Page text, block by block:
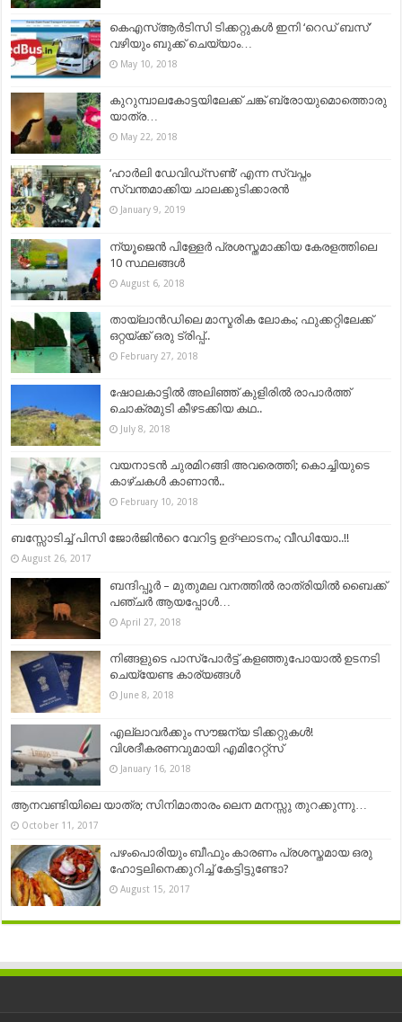
കെഎസ്ആർടിസി ടിക്കറ്റുകൾ ഇനി ‘റെഡ് ബസ്’
വഴിയും ബുക്ക് ചെയ്യാം…
May 10, 2018
കുറുമ്പാലകോട്ടയിലേക്ക് ചങ്ക് ബ്രോയുമൊത്തൊരു
യാത്ര…
May 22, 2018
‘ഹാർലി ഡേവിഡ്‌സൺ’ എന്ന സ്വപ്നം
സ്വന്തമാക്കിയ ചാലക്കുടിക്കാരൻ
January 9, 2019
ന്യൂജെന്‍ പിള്ളേര്‍ പ്രശസ്തമാക്കിയ കേരളത്തിലെ
10 സ്ഥലങ്ങള്‍
August 6, 2018
തായ്ലാന്‍ഡിലെ മാസ്മരിക ലോകം; ഫുക്കറ്റിലേക്ക്
ഒറ്റയ്ക്ക് ഒരു ട്രിപ്പ്‌..
February 27, 2018
ഷോലകാട്ടിൽ അലിഞ്ഞ് കുളിരിൽ രാപാർത്ത്
ചൊക്രമുടി കീഴടക്കിയ കഥ..
July 8, 2018
വയനാടന്‍ ചുരമിറങ്ങി അവരെത്തി; കൊച്ചിയുടെ
കാഴ്ചകള്‍ കാണാന്‍..
February 10, 2018
ബസ്സോടിച്ച് പിസി ജോർജിന്‍റെ വേറിട്ട ഉദ്ഘാടനം; വീഡിയോ..!!
August 26, 2017
ബന്ദിപ്പൂര്‍ – മുതുമല വനത്തിൽ രാത്രിയില്‍ ബൈക്ക്
പഞ്ചര്‍ ആയപ്പോൾ…
April 27, 2018
നിങ്ങളുടെ പാസ്‌പോർട്ട് കളഞ്ഞുപോയാൽ ഉടനടി
ചെയ്യേണ്ട കാര്യങ്ങൾ
June 8, 2018
എല്ലാവര്‍ക്കും സൗജന്യ ടിക്കറ്റുകള്‍!
വിശദീകരണവുമായി എമിറേറ്റ്‌സ്
January 16, 2018
ആനവണ്ടിയിലെ യാത്ര; സിനിമാതാരം ലെന മനസ്സു തുറക്കുന്നു…
October 11, 2017
പഴംപൊരിയും ബീഫും കാരണം പ്രശസ്തമായ ഒരു
ഹോട്ടലിനെക്കുറിച്ച് കേട്ടിട്ടുണ്ടോ?
August 15, 2017